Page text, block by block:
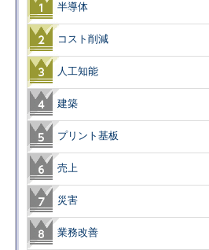
半導体
コスト削減
人工知能
建築
プリント基板
売上
災害
業務改善